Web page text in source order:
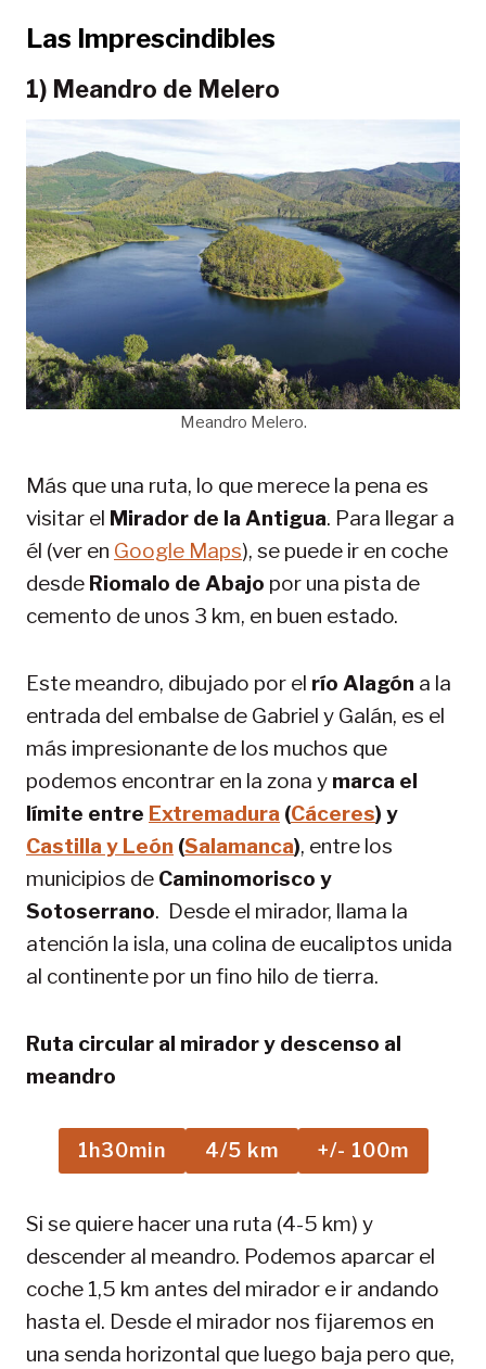
Las Imprescindibles
1) Meandro de Melero
Meandro Melero.
Más que una ruta, lo que merece la pena es
visitar el Mirador de la Antigua. Para llegar a
él (ver en Google Maps), se puede ir en coche
desde Riomalo de Abajo por una pista de
cemento de unos 3 km, en buen estado.
Este meandro, dibujado por el río Alagón a la
entrada del embalse de Gabriel y Galán, es el
más impresionante de los muchos que
podemos encontrar en la zona y marca el
límite entre Extremadura (Cáceres) y
Castilla y León (Salamanca), entre los
municipios de Caminomorisco y
Sotoserrano. Desde el mirador, llama la
atención la isla, una colina de eucaliptos unida
al continente por un fino hilo de tierra.
Ruta circular al mirador y descenso al
meandro
1h30min 4/5 km +/- 100m
Si se quiere hacer una ruta (4-5 km) y
descender al meandro. Podemos aparcar el
coche 1,5 km antes del mirador e ir andando
hasta el. Desde el mirador nos fijaremos en
una senda horizontal que luego baja pero que,